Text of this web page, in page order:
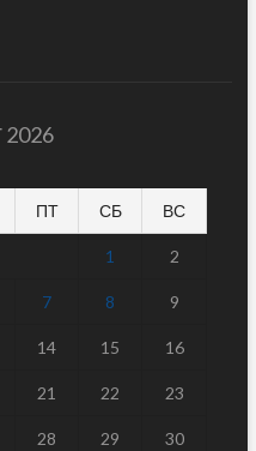
ПТ СБ ВС
1 2
7 8 9
14 15 16
21 22 23
28 29 30